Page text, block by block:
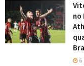
no
6